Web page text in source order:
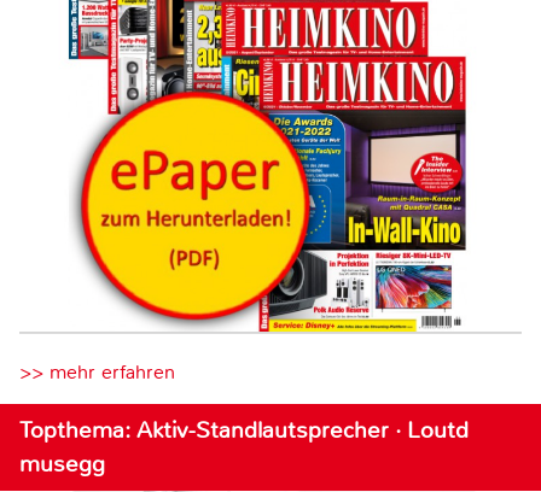
>> mehr erfahren
Topthema: Aktiv-Standlautsprecher · Loutd
musegg